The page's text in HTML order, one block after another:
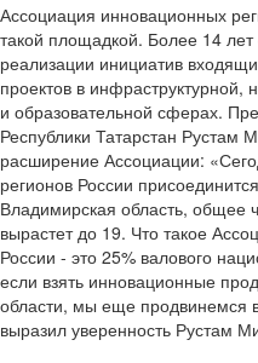
Ассоциация инновационных
такой площадкой. Более 14
реализации инициатив
проектов в инфраструктурной,
и образовательной сферах.
Республики Татарстан Рустам
расширение Ассоциации:
регионов России
Владимирская область, общее
вырастет до 19. Что такое
России - это 25% валового
если взять инновационные
области, мы еще продвинемся
выразил уверенность Рустам